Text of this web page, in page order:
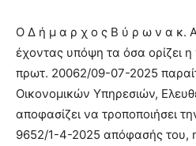
Ο Δ ή μ α ρ χ ο ς Β ύ ρ ω ν α κ.
έχοντας υπόψη τα όσα ορίζει
πρωτ. 20062/09-07-2025
Οικονομικών Υπηρεσιών,
αποφασίζει να τροποποιήσει
9652/1-4-2025 απόφασής του,